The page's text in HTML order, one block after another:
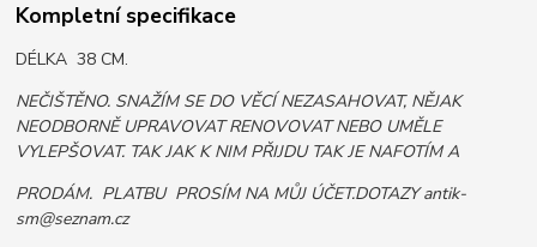
Kompletní specifikace
DÉLKA 38 CM.
NEČIŠTĚNO. SNAŽÍM SE DO VĚCÍ NEZASAHOVAT, NĚJAK
NEODBORNĚ UPRAVOVAT RENOVOVAT NEBO UMĚLE
VYLEPŠOVAT. TAK JAK K NIM PŘIJDU TAK JE NAFOTÍM A
PRODÁM. PLATBU PROSÍM NA MŮJ ÚČET.DOTAZY antik-
sm@seznam.cz